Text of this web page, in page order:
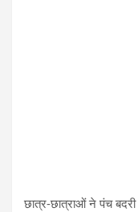
छात्र-छात्राओं ने पंच बदरी